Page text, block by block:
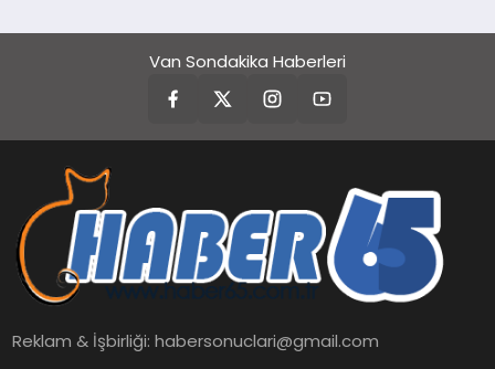
Van Sondakika Haberleri
Reklam & İşbirliği:habersonuclari@gmail.com